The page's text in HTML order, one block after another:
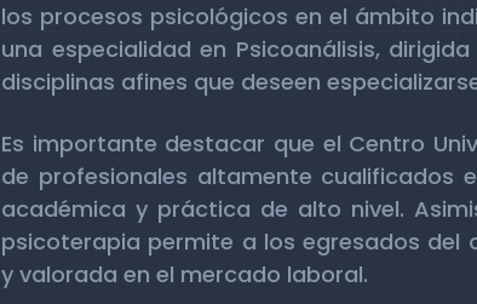
los procesos psicológicos en el ámbito
una especialidad en Psicoanálisis,
disciplinas afines que deseen
Es importante destacar que el Centro
de profesionales altamente cualificados
académica y práctica de alto nivel.
psicoterapia permite a los egresados
y valorada en el mercado laboral.